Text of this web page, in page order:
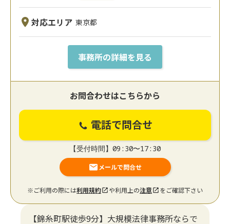
対応エリア 東京都
事務所の詳細を見る
お問合わせはこちらから
電話で問合せ
【受付時間】09:30〜17:30
メールで問合せ
※ご利用の際には利用規約 や利用上の注意 をご確認下さい
【錦糸町駅徒歩9分】大規模法律事務所ならで